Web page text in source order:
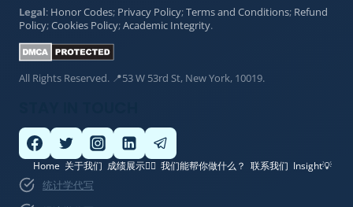
Legal: Honor Codes; Privacy Policy;Terms and Conditions; Refund
Policy;Cookies Policy;Academic Integrity.
All Rights Reserved. 📍53 W 53rd St, New York, 10019.
Home 关于我们 成绩展示👍🏽 我们能帮你做什么？ 联系我们 Insight💡
统计学代写